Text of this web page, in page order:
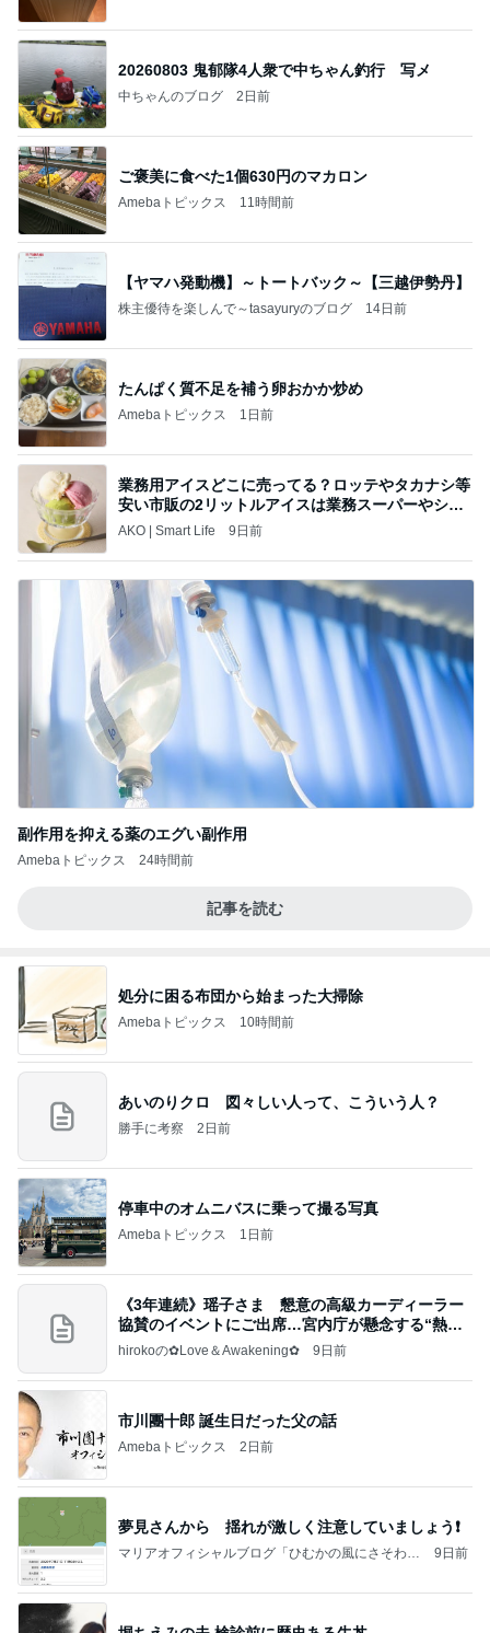
20260803 鬼郁隊4人衆で中ちゃん釣行 写メ
中ちゃんのブログ 2日前
ご褒美に食べた1個630円のマカロン
Amebaトピックス 11時間前
【ヤマハ発動機】～トートバック～【三越伊勢丹】
株主優待を楽しんで～tasayuryのブログ 14日前
たんぱく質不足を補う卵おかか炒め
Amebaトピックス 1日前
業務用アイスどこに売ってる？ロッテやタカナシ等
安い市販の2リットルアイスは業務スーパーやシャ
トレ
AKO | Smart Life 9日前
副作用を抑える薬のエグい副作用
Amebaトピックス 24時間前
記事を読む
処分に困る布団から始まった大掃除
Amebaトピックス 10時間前
あいのりクロ 図々しい人って、こういう人？
勝手に考察 2日前
停車中のオムニバスに乗って撮る写真
Amebaトピックス 1日前
《3年連続》瑶子さま 懇意の高級カーディーラー
協賛のイベントにご出席…宮内庁が懸念する“熱心
すぎ
hirokoの✿Love＆Awakening✿ 9日前
市川團十郎 誕生日だった父の話
Amebaトピックス 2日前
夢見さんから 揺れが激しく注意していましょう❗️
マリアオフィシャルブログ「ひむかの風にさそわれ
9日前